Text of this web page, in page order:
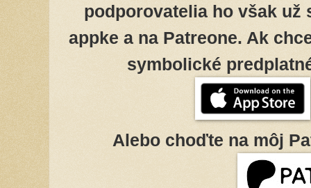
podporovatelia ho však už
appke a na Patreone. Ak
symbolické
Alebo choďte na môj